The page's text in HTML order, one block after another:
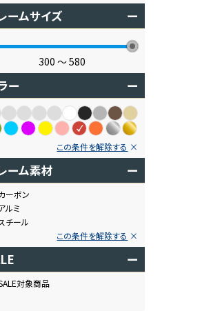
ームサイズ ー
300 〜580
ー ー
この条件を解除する
ーム素材 ー
ーボン
ルミ
チール
この条件を解除する
ー
対象商品